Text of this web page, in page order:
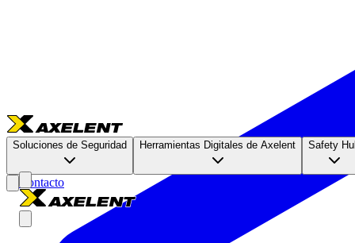
Soluciones de Seguridad Herramientas Digitales de Axelent Safety
Contacto